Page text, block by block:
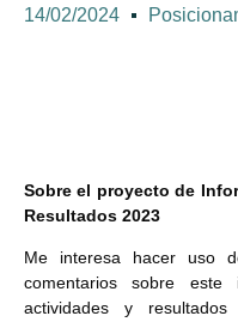
14/02/2024
Sobre el proyecto de
Resultados 2023
Me interesa hacer uso
comentarios sobre
actividades y